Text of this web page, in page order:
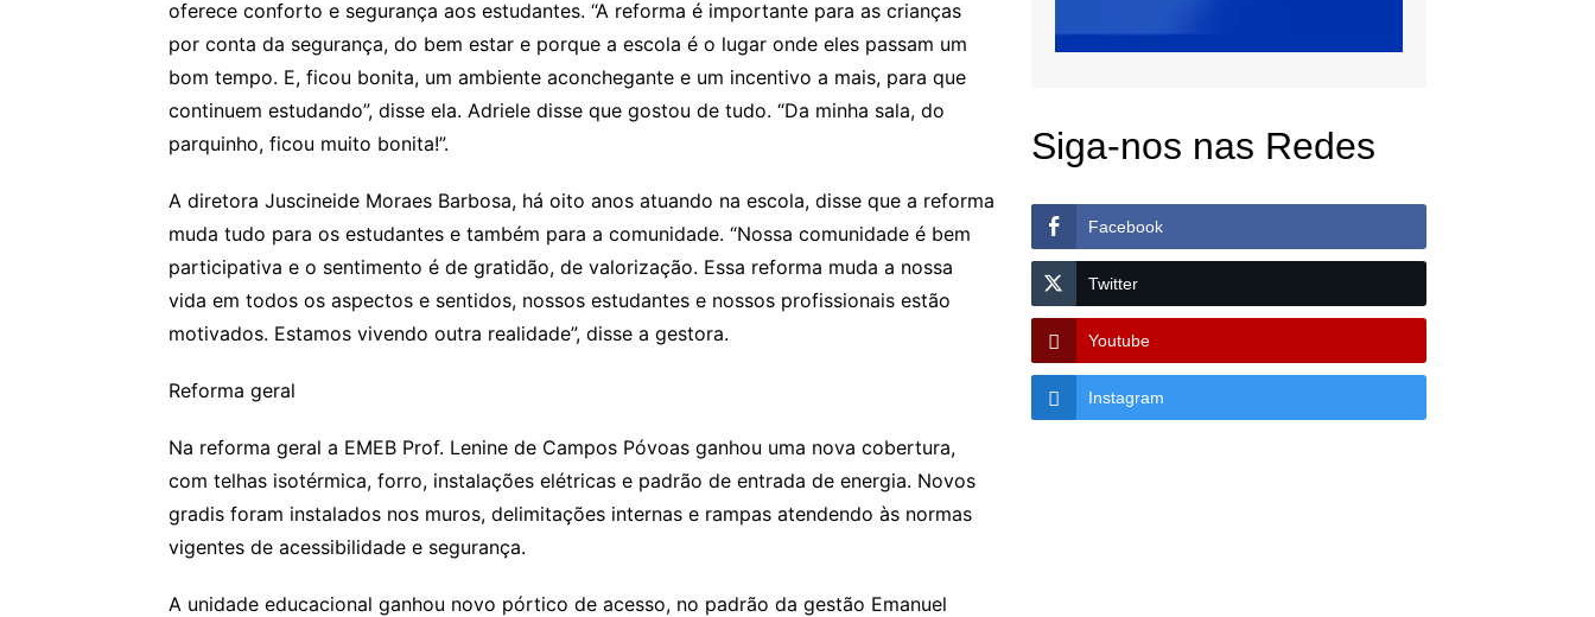
oferece conforto e segurança aos estudantes. “A reforma é importante para as crianças
por conta da segurança, do bem estar e porque a escola é o lugar onde eles passam um
bom tempo. E, ficou bonita, um ambiente aconchegante e um incentivo a mais, para que
continuem estudando”, disse ela. Adriele disse que gostou de tudo. “Da minha sala, do
parquinho, ficou muito bonita!”.
A diretora Juscineide Moraes Barbosa, há oito anos atuando na escola, disse que a reforma
muda tudo para os estudantes e também para a comunidade. “Nossa comunidade é bem
participativa e o sentimento é de gratidão, de valorização. Essa reforma muda a nossa
vida em todos os aspectos e sentidos, nossos estudantes e nossos profissionais estão
motivados. Estamos vivendo outra realidade”, disse a gestora.
Reforma geral
Na reforma geral a EMEB Prof. Lenine de Campos Póvoas ganhou uma nova cobertura,
com telhas isotérmica, forro, instalações elétricas e padrão de entrada de energia. Novos
gradis foram instalados nos muros, delimitações internas e rampas atendendo às normas
vigentes de acessibilidade e segurança.
A unidade educacional ganhou novo pórtico de acesso, no padrão da gestão Emanuel
Siga-nos nas Redes
Facebook
Twitter
Youtube
Instagram